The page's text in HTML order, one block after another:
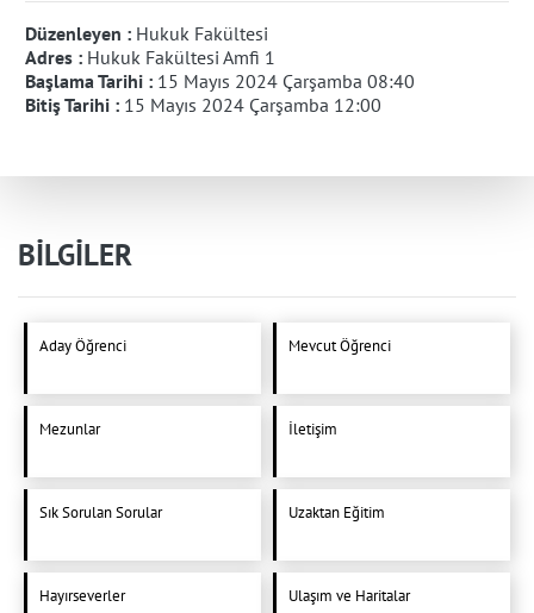
Düzenleyen : Hukuk Fakültesi
Adres : Hukuk Fakültesi Amfi 1
Başlama Tarihi : 15 Mayıs 2024 Çarşamba 08:40
Bitiş Tarihi : 15 Mayıs 2024 Çarşamba 12:00
BİLGİLER
Aday Öğrenci Mevcut Öğrenci
Mezunlar İletişim
Sık Sorulan Sorular Uzaktan Eğitim
Hayırseverler Ulaşım ve Haritalar